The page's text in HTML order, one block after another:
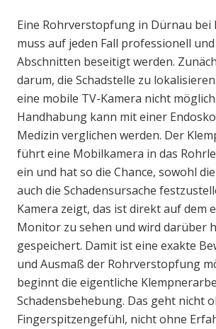
Eine Rohrverstopfung in Dürnau bei
muss auf jeden Fall professionell
Abschnitten beseitigt werden.
darum, die Schadstelle zu
eine mobile TV-Kamera nicht
Handhabung kann mit einer
Medizin verglichen werden. Der
führt eine Mobilkamera in das
ein und hat so die Chance, sowohl
auch die Schadensursache
Kamera zeigt, das ist direkt auf dem
Monitor zu sehen und wird darüber
gespeichert. Damit ist eine exakte
und Ausmaß der Rohrverstopfung
beginnt die eigentliche
Schadensbehebung. Das geht nicht
Fingerspitzengefühl, nicht ohne